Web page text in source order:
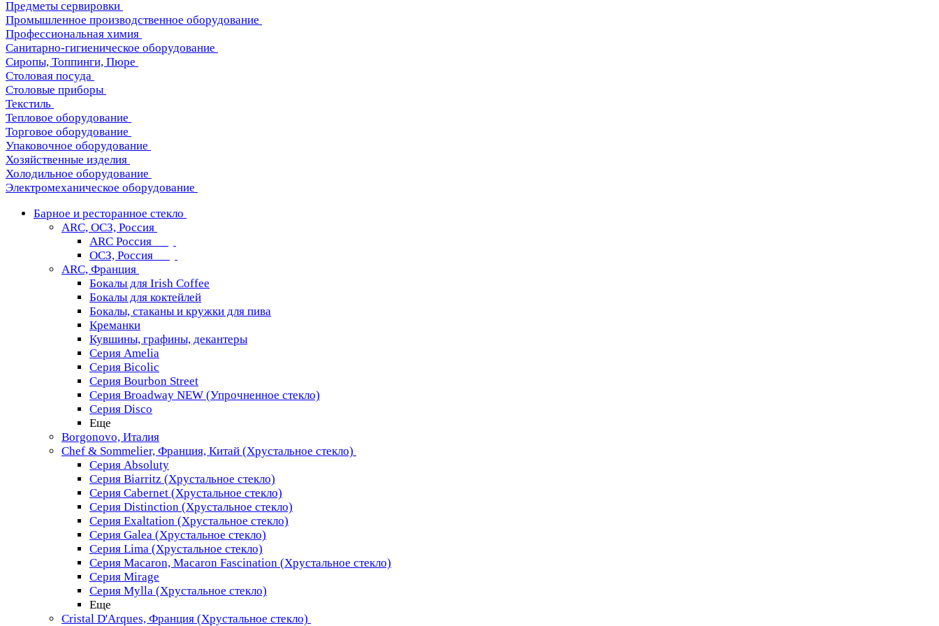
Предметы сервировки
Промышленное производственное оборудование
Профессиональная химия
Санитарно-гигиеническое оборудование
Сиропы, Топпинги, Пюре
Столовая посуда
Столовые приборы
Текстиль
Тепловое оборудование
Торговое оборудование
Упаковочное оборудование
Хозяйственные изделия
Холодильное оборудование
Электромеханическое оборудование
Барное и ресторанное стекло
ARC, ОСЗ, Россия
ARC Россия
ОСЗ, Россия
ARC, Франция
Бокалы для Irish Coffee
Бокалы для коктейлей
Бокалы, стаканы и кружки для пива
Креманки
Кувшины, графины, декантеры
Серия Amelia
Серия Bicolic
Серия Bourbon Street
Серия Broadway NEW (Упрочненное стекло)
Серия Disco
Еще
Borgonovo, Италия
Chef & Sommelier, Франция, Китай (Хрустальное стекло)
Серия Absoluty
Серия Biarritz (Хрустальное стекло)
Серия Cabernet (Хрустальное стекло)
Серия Distinction (Хрустальное стекло)
Серия Exaltation (Хрустальное стекло)
Серия Galea (Хрустальное стекло)
Серия Lima (Хрустальное стекло)
Серия Macaron, Macaron Fascination (Хрустальное стекло)
Серия Mirage
Серия Mylla (Хрустальное стекло)
Еще
Cristal D'Arques, Франция (Хрустальное стекло)